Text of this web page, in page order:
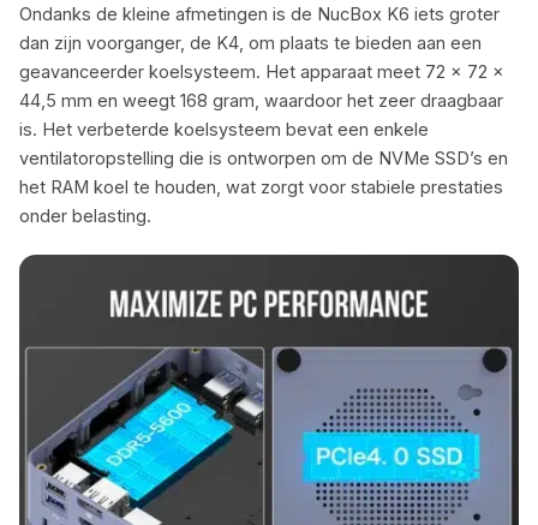
Ondanks de kleine afmetingen is de NucBox K6 iets groter
dan zijn voorganger, de K4, om plaats te bieden aan een
geavanceerder koelsysteem. Het apparaat meet 72 x 72 x
44,5 mm en weegt 168 gram, waardoor het zeer draagbaar
is. Het verbeterde koelsysteem bevat een enkele
ventilatoropstelling die is ontworpen om de NVMe SSD’s en
het RAM koel te houden, wat zorgt voor stabiele prestaties
onder belasting.